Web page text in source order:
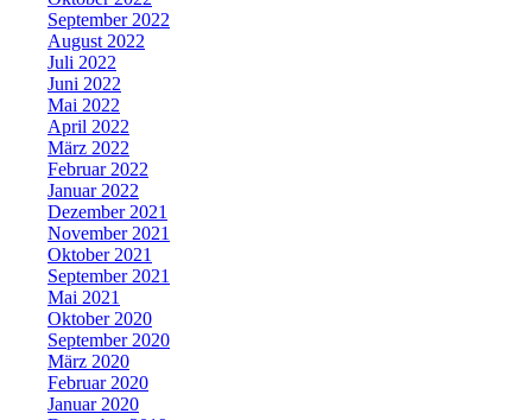
September 2022
August 2022
Juli 2022
Juni 2022
Mai 2022
April 2022
März 2022
Februar 2022
Januar 2022
Dezember 2021
November 2021
Oktober 2021
September 2021
Mai 2021
Oktober 2020
September 2020
März 2020
Februar 2020
Januar 2020